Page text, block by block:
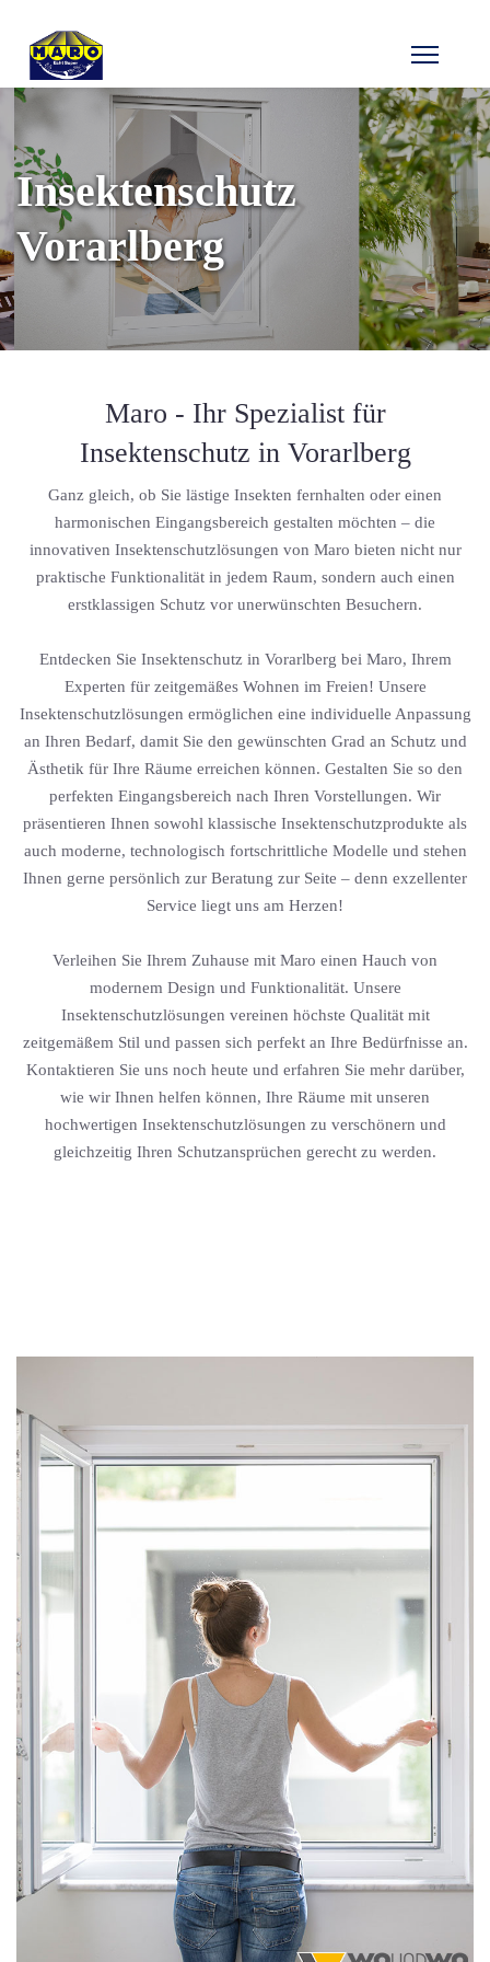
Insektenschutz
Vorarlberg
Maro - Ihr Spezialist für
Insektenschutz in Vorarlberg
Ganz gleich, ob Sie lästige Insekten fernhalten oder einen
harmonischen Eingangsbereich gestalten möchten – die
innovativen Insektenschutzlösungen von Maro bieten nicht nur
praktische Funktionalität in jedem Raum, sondern auch einen
erstklassigen Schutz vor unerwünschten Besuchern.
Entdecken Sie Insektenschutz in Vorarlberg bei Maro, Ihrem
Experten für zeitgemäßes Wohnen im Freien! Unsere
Insektenschutzlösungen ermöglichen eine individuelle Anpassung
an Ihren Bedarf, damit Sie den gewünschten Grad an Schutz und
Ästhetik für Ihre Räume erreichen können. Gestalten Sie so den
perfekten Eingangsbereich nach Ihren Vorstellungen. Wir
präsentieren Ihnen sowohl klassische Insektenschutzprodukte als
auch moderne, technologisch fortschrittliche Modelle und stehen
Ihnen gerne persönlich zur Beratung zur Seite – denn exzellenter
Service liegt uns am Herzen!
Verleihen Sie Ihrem Zuhause mit Maro einen Hauch von
modernem Design und Funktionalität. Unsere
Insektenschutzlösungen vereinen höchste Qualität mit
zeitgemäßem Stil und passen sich perfekt an Ihre Bedürfnisse an.
Kontaktieren Sie uns noch heute und erfahren Sie mehr darüber,
wie wir Ihnen helfen können, Ihre Räume mit unseren
hochwertigen Insektenschutzlösungen zu verschönern und
gleichzeitig Ihren Schutzansprüchen gerecht zu werden.